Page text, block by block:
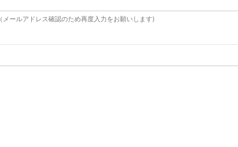
（メールアドレス確認のため再度入力をお願いします)